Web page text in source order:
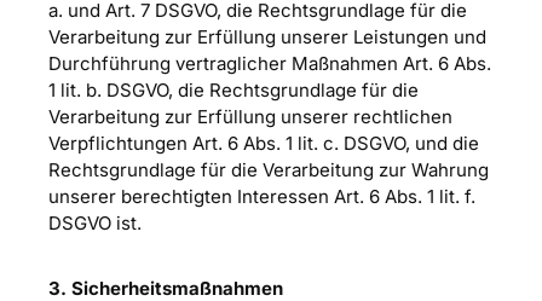
a. und Art. 7 DSGVO, die Rechtsgrundlage für die
Verarbeitung zur Erfüllung unserer Leistungen und
Durchführung vertraglicher Maßnahmen Art. 6 Abs.
1 lit. b. DSGVO, die Rechtsgrundlage für die
Verarbeitung zur Erfüllung unserer rechtlichen
Verpflichtungen Art. 6 Abs. 1 lit. c. DSGVO, und die
Rechtsgrundlage für die Verarbeitung zur Wahrung
unserer berechtigten Interessen Art. 6 Abs. 1 lit. f.
DSGVO ist.
3. Sicherheitsmaßnahmen